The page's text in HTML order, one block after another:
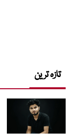
تازہ ترین